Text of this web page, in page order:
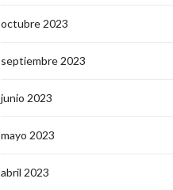
octubre 2023
septiembre 2023
junio 2023
mayo 2023
abril 2023